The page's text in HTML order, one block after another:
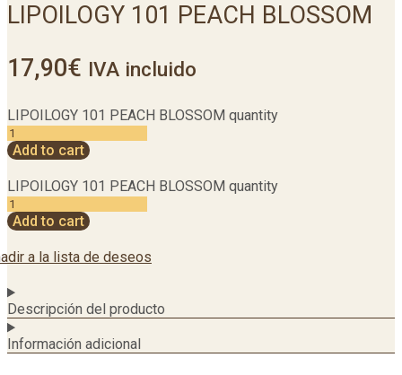
LIPOILOGY 101 PEACH BLOSSOM
17,90€ IVA incluido
LIPOILOGY 101 PEACH BLOSSOM quantity
Add to cart
LIPOILOGY 101 PEACH BLOSSOM quantity
Add to cart
a la lista de deseos
Descripción del producto
Información adicional